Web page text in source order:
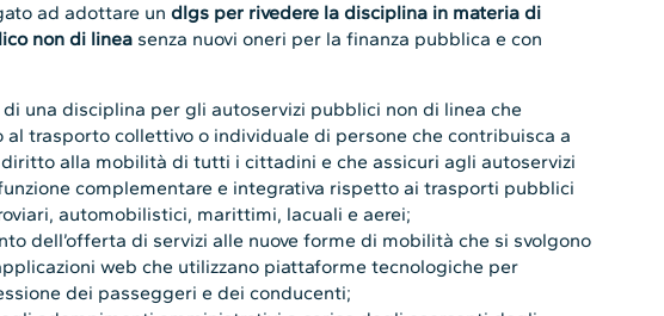
ad adottare undlgs per rivedere la disciplina in materia di
non di linea senza nuovi oneri per la finanza pubblica e con
una disciplina per gli autoservizi pubblici non di linea che
al trasporto collettivo o individuale di persone che contribuisca a
alla mobilità di tutti i cittadini e che assicuri agli autoservizi
complementare e integrativa rispetto ai trasporti pubblici
automobilistici, marittimi, lacuali e aerei;
dell’offerta di servizi alle nuove forme di mobilità che si svolgono
web che utilizzano piattaforme tecnologiche per
dei passeggeri e dei conducenti;